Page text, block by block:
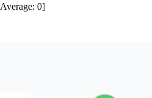
Average:0]